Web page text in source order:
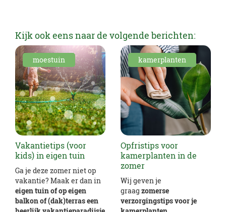
Kijk ook eens naar de volgende berichten:
moestuin
Vakantietips (voor
kids) in eigen tuin
Ga je deze zomer niet op
vakantie? Maak er dan in
eigen tuin of op eigen
balkon of (dak)terras een
kamerplanten
Opfristips voor
kamerplanten in de
zomer
Wij geven je
graag zomerse
verzorgingstips voor je